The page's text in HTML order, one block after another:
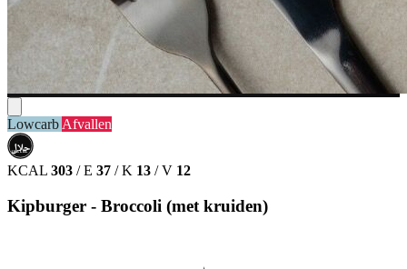
Lowcarb Afvallen
حلال
HALAL
KCAL 303 / E 37 / K 13 / V 12
Kipburger - Broccoli (met kruiden)